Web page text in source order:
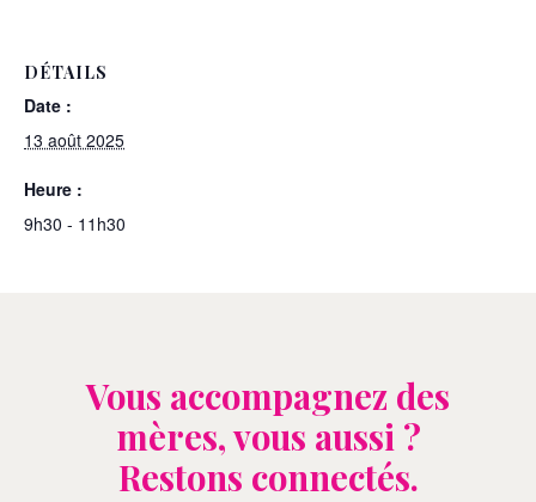
DÉTAILS
Date :
13 août 2025
Heure :
9h30 - 11h30
Vous accompagnez des
mères, vous aussi ?
Restons connectés.